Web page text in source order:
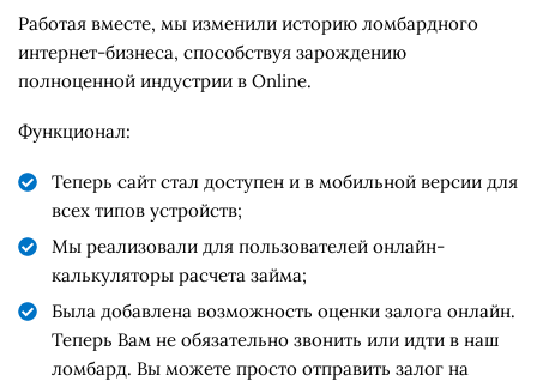
Работая вместе, мы изменили историю ломбардного
интернет-бизнеса, способствуя зарождению
полноценной индустрии в Online.
Функционал:
Теперь сайт стал доступен и в мобильной версии для
всех типов устройств;
Мы реализовали для пользователей онлайн-
калькуляторы расчета займа;
Была добавлена возможность оценки залога онлайн.
Теперь Вам не обязательно звонить или идти в наш
ломбард. Вы можете просто отправить залог на